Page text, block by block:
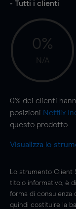
- Tutti i clienti
0%
N/A
0% dei clienti
posizioni Netflix
questo prodotto
Visualizza lo
Lo strumento
titolo informativo, è
forma di consulenza
quindi costituire la